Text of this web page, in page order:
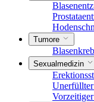
Tumore
Sexualmedizin